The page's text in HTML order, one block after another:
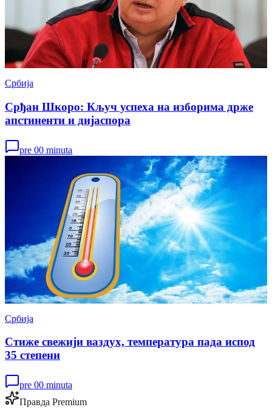
Србија
Срђан Шкоро: Кључ успеха на изборима држе
апстиненти и дијаспора
pre 00 minuta
Србија
Стиже свежији ваздух, температура пада испод
35 степени
pre 00 minuta
Правда Premium